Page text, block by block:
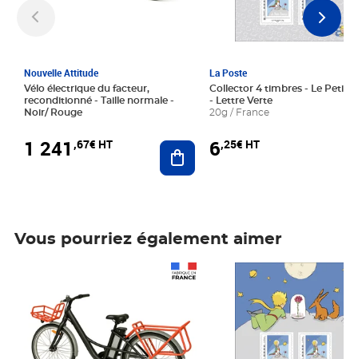
Nouvelle Attitude
Vélo électrique du facteur,
reconditionné - Taille normale -
Noir/ Rouge
1 241 ,67€ HT Ajouter au panier
La Poste
Collector 4 timbres - Le Petit
- Lettre Verte
20g / France
6,25€ HT
Vous pourriez également aimer
Prix 6,25€ HT